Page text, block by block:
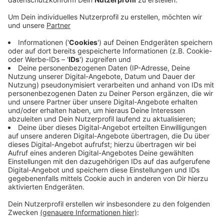
Rest von der Stadt. Dafür entsteht eine
Sitztreppe, ein Fitnesspark und andere
Sportanlagen. Die Eröffnung soll im Juni sein,
heißt es von der Stadt.
Veröffentlicht: Donnerstag, 14.04.2022 10:46
Anzeige
Unten entsteht eine Art "grünes Amphitheater". Oben
ein Sportpark mit Calisthenics-Bereich (eine Art
Freiluft-Fitnessstudio fürs Training mit dem eigenen
Körpergewicht), Fußballplatz und Spielplatz.
Außerdem wird der vorhandene Skatepark erweitert.
Anzeige